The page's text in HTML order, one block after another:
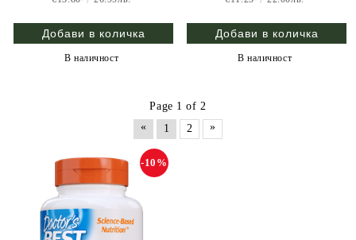
В наличност В наличност
Page 1 of 2
«
1 2 »
-10%